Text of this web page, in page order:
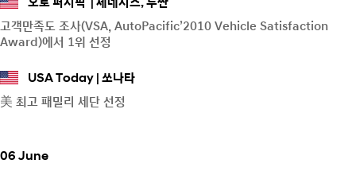
오토 퍼시픽
제네시스, 투싼
고객만족도 조사(VSA, AutoPacific’2010 Vehicle Satisfaction
Award)에서 1위 선정
USA Today 쏘나타
美 최고 패밀리 세단 선정
06 June